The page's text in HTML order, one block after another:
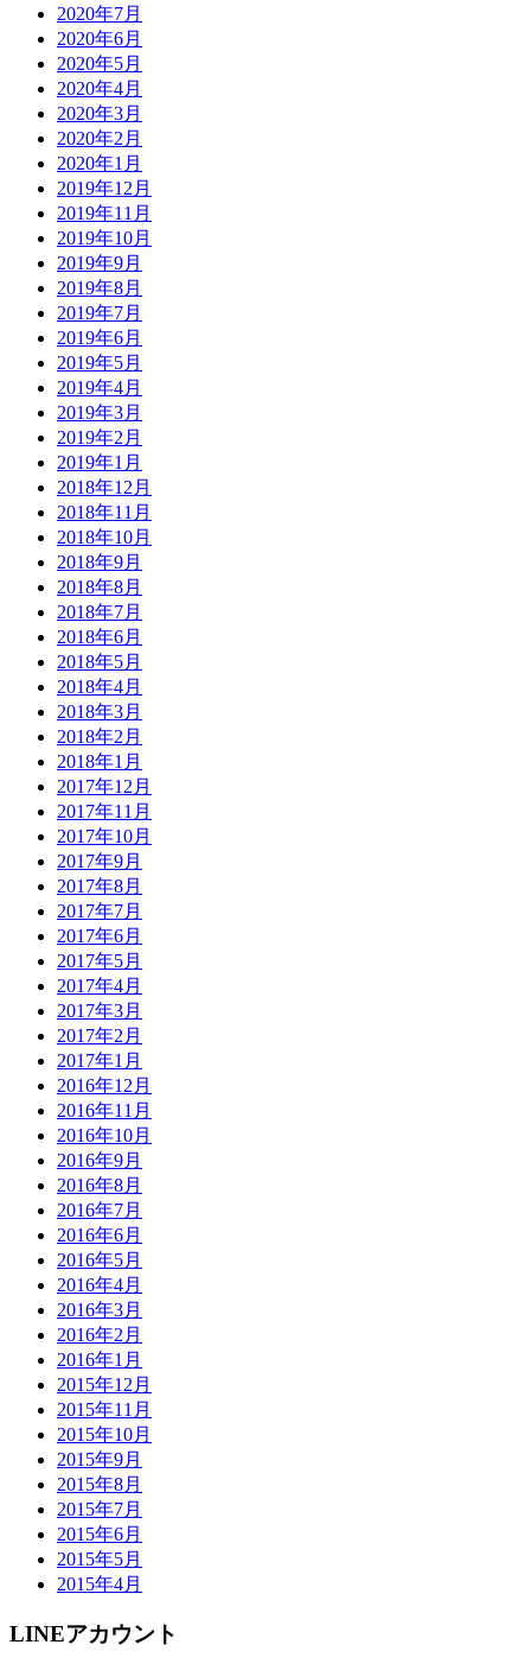
2020年7月
2020年6月
2020年5月
2020年4月
2020年3月
2020年2月
2020年1月
2019年12月
2019年11月
2019年10月
2019年9月
2019年8月
2019年7月
2019年6月
2019年5月
2019年4月
2019年3月
2019年2月
2019年1月
2018年12月
2018年11月
2018年10月
2018年9月
2018年8月
2018年7月
2018年6月
2018年5月
2018年4月
2018年3月
2018年2月
2018年1月
2017年12月
2017年11月
2017年10月
2017年9月
2017年8月
2017年7月
2017年6月
2017年5月
2017年4月
2017年3月
2017年2月
2017年1月
2016年12月
2016年11月
2016年10月
2016年9月
2016年8月
2016年7月
2016年6月
2016年5月
2016年4月
2016年3月
2016年2月
2016年1月
2015年12月
2015年11月
2015年10月
2015年9月
2015年8月
2015年7月
2015年6月
2015年5月
2015年4月
LINEアカウント